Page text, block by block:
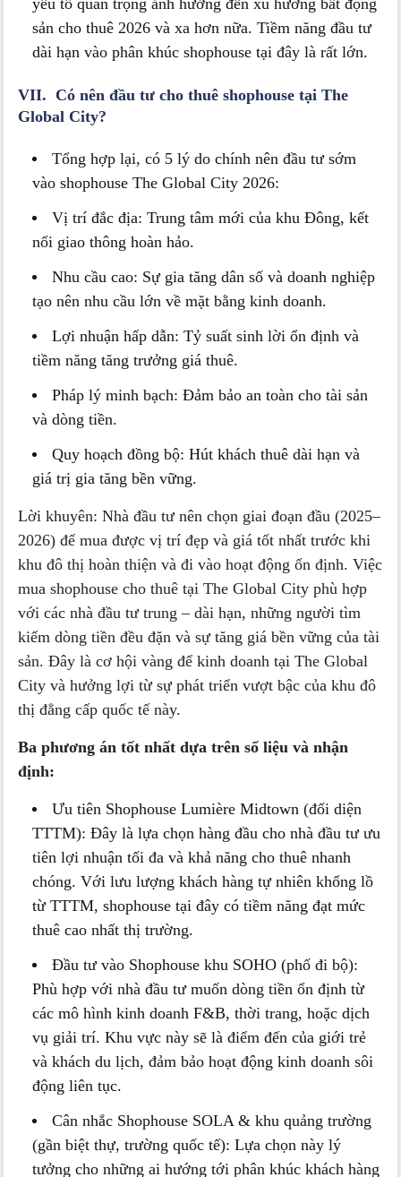
yếu tố quan trọng ảnh hưởng đến xu hướng bất động
sản cho thuê 2026 và xa hơn nữa. Tiềm năng đầu tư
dài hạn vào phân khúc shophouse tại đây là rất lớn.
VII. Có nên đầu tư cho thuê shophouse tại The
Global City?
Tổng hợp lại, có 5 lý do chính nên đầu tư sớm
vào shophouse The Global City 2026:
Vị trí đắc địa: Trung tâm mới của khu Đông, kết
nối giao thông hoàn hảo.
Nhu cầu cao: Sự gia tăng dân số và doanh nghiệp
tạo nên nhu cầu lớn về mặt bằng kinh doanh.
Lợi nhuận hấp dẫn: Tỷ suất sinh lời ổn định và
tiềm năng tăng trưởng giá thuê.
Pháp lý minh bạch: Đảm bảo an toàn cho tài sản
và dòng tiền.
Quy hoạch đồng bộ: Hút khách thuê dài hạn và
giá trị gia tăng bền vững.
Lời khuyên: Nhà đầu tư nên chọn giai đoạn đầu (2025–
2026) để mua được vị trí đẹp và giá tốt nhất trước khi
khu đô thị hoàn thiện và đi vào hoạt động ổn định. Việc
mua shophouse cho thuê tại The Global City phù hợp
với các nhà đầu tư trung – dài hạn, những người tìm
kiếm dòng tiền đều đặn và sự tăng giá bền vững của tài
sản. Đây là cơ hội vàng để kinh doanh tại The Global
City và hưởng lợi từ sự phát triển vượt bậc của khu đô
thị đẳng cấp quốc tế này.
Ba phương án tốt nhất dựa trên số liệu và nhận
định:
Ưu tiên Shophouse Lumière Midtown (đối diện
TTTM): Đây là lựa chọn hàng đầu cho nhà đầu tư ưu
tiên lợi nhuận tối đa và khả năng cho thuê nhanh
chóng. Với lưu lượng khách hàng tự nhiên khổng lồ
từ TTTM, shophouse tại đây có tiềm năng đạt mức
thuê cao nhất thị trường.
Đầu tư vào Shophouse khu SOHO (phố đi bộ):
Phù hợp với nhà đầu tư muốn dòng tiền ổn định từ
các mô hình kinh doanh F&B, thời trang, hoặc dịch
vụ giải trí. Khu vực này sẽ là điểm đến của giới trẻ
và khách du lịch, đảm bảo hoạt động kinh doanh sôi
động liên tục.
Cân nhắc Shophouse SOLA & khu quảng trường
(gần biệt thự, trường quốc tế): Lựa chọn này lý
tưởng cho những ai hướng tới phân khúc khách hàng